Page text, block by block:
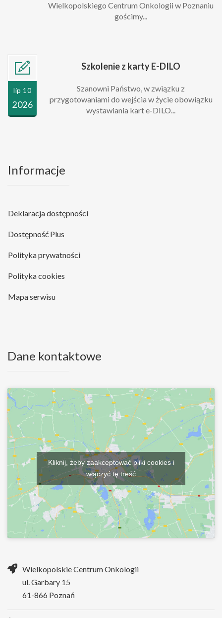
Wielkopolskiego Centrum Onkologii w Poznaniu
gościmy...
lip 10
2026
Szkolenie z karty E-DILO
Szanowni Państwo, w związku z
przygotowaniami do wejścia w życie obowiązku
wystawiania kart e-DILO...
Informacje
Deklaracja dostępności
Dostępność Plus
Polityka prywatności
Polityka cookies
Mapa serwisu
Dane kontaktowe
Kliknij, żeby zaakceptować pliki cookies i
włączyć tę treść
Wielkopolskie Centrum Onkologii
ul. Garbary 15
61-866 Poznań